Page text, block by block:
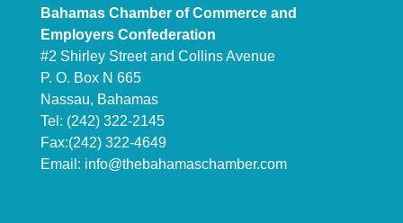
Bahamas Chamber of Commerce and
Employers Confederation
#2 Shirley Street and Collins Avenue
P. O. Box N 665
Nassau, Bahamas
Tel: (242) 322-2145
Fax:(242) 322-4649
Email: info@thebahamaschamber.com